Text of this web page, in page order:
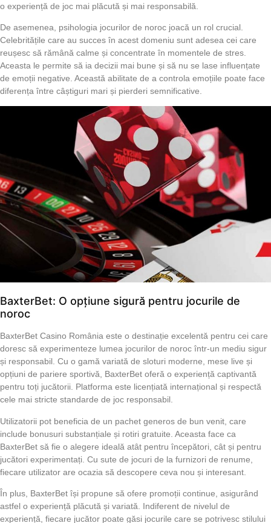
o experiență de joc mai plăcută și mai responsabilă.
De asemenea, psihologia jocurilor de noroc joacă un rol crucial.
Celebritățile care au succes în acest domeniu sunt adesea cei care
reușesc să rămână calme și concentrate în momentele de stres.
Aceasta le permite să ia decizii mai bune și să nu se lase influențate
de emoții negative. Această abilitate de a controla emoțiile poate face
diferența între câștiguri mari și pierderi semnificative.
BaxterBet: O opțiune sigură pentru jocurile de
noroc
BaxterBet Casino România este o destinație excelentă pentru cei care
doresc să experimenteze lumea jocurilor de noroc într-un mediu sigur
și responsabil. Cu o gamă variată de sloturi moderne, mese live și
opțiuni de pariere sportivă, BaxterBet oferă o experiență captivantă
pentru toți jucătorii. Platforma este licențiată internațional și respectă
cele mai stricte standarde de joc responsabil.
Utilizatorii pot beneficia de un pachet generos de bun venit, care
include bonusuri substanțiale și rotiri gratuite. Aceasta face ca
BaxterBet să fie o alegere ideală atât pentru începători, cât și pentru
jucători experimentați. Cu sute de jocuri de la furnizori de renume,
fiecare utilizator are ocazia să descopere ceva nou și interesant.
În plus, BaxterBet își propune să ofere promoții continue, asigurând
astfel o experiență plăcută și variată. Indiferent de nivelul de
experiență, fiecare jucător poate găsi jocurile care se potrivesc stilului